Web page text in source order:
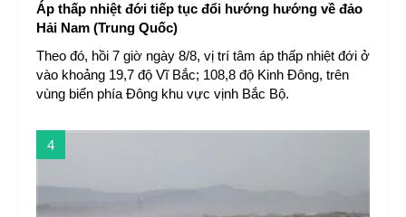
Áp thấp nhiệt đới tiếp tục đổi hướng hướng về đảo
Hải Nam (Trung Quốc)
Theo đó, hồi 7 giờ ngày 8/8, vị trí tâm áp thấp nhiệt đới ở
vào khoảng 19,7 độ Vĩ Bắc; 108,8 độ Kinh Đông, trên
vùng biển phía Đông khu vực vịnh Bắc Bộ.
4